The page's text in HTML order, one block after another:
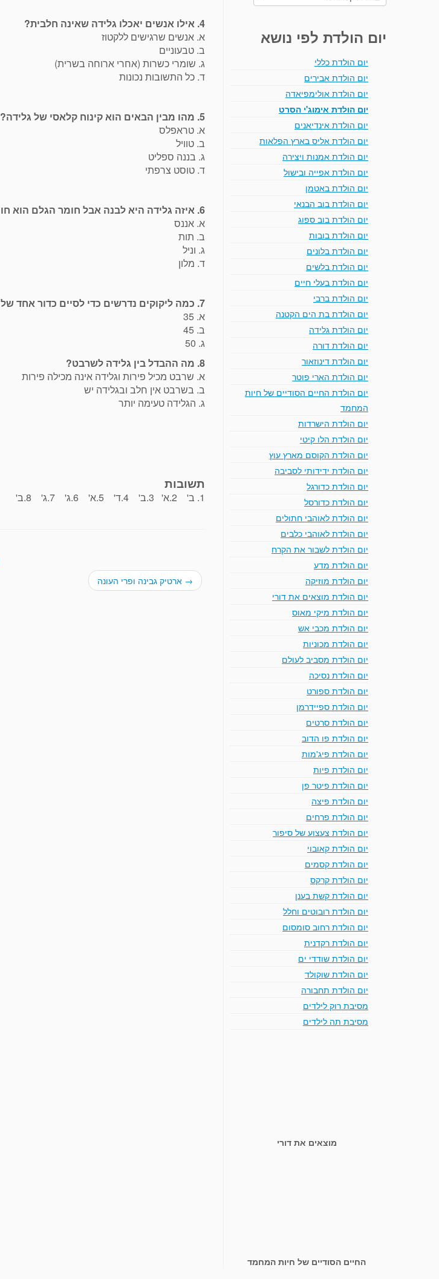
יום הולדת לפי נושא
יום הולדת כללי
יום הולדת אבירים
יום הולדת אולימפיאדה
יום הולדת אימוג'י הסרט
יום הולדת אינדיאנים
יום הולדת אליס בארץ הפלאות
יום הולדת אמנות ויצירה
יום הולדת אפייה ובישול
יום הולדת באטמן
יום הולדת בוב הבנאי
יום הולדת בוב ספוג
יום הולדת בובות
יום הולדת בלונים
יום הולדת בלשים
יום הולדת בעלי חיים
יום הולדת ברבי
יום הולדת בת הים הקטנה
יום הולדת גלידה
יום הולדת דורה
יום הולדת דינוזאור
יום הולדת הארי פוטר
יום הולדת החיים הסודיים של חיות
המחמד
יום הולדת הישרדות
יום הולדת הלו קיטי
יום הולדת הקוסם מארץ עוץ
יום הולדת ידידותי לסביבה
יום הולדת כדורגל
יום הולדת כדורסל
יום הולדת לאוהבי חתולים
יום הולדת לאוהבי כלבים
יום הולדת לשבור את הקרח
יום הולדת מדע
יום הולדת מוזיקה
יום הולדת מוצאים את דורי
יום הולדת מיקי מאוס
יום הולדת מכבי אש
יום הולדת מכוניות
יום הולדת מסביב לעולם
יום הולדת נסיכה
יום הולדת ספורט
יום הולדת ספיידרמן
יום הולדת סרטים
יום הולדת פו הדוב
יום הולדת פיג'מות
יום הולדת פיות
יום הולדת פיטר פן
יום הולדת פיצה
יום הולדת פרחים
יום הולדת צעצוע של סיפור
יום הולדת קאובוי
יום הולדת קסמים
יום הולדת קרקס
יום הולדת קשת בענן
יום הולדת רובוטים וחלל
יום הולדת רחוב סומסום
יום הולדת רקדנית
יום הולדת שודדי ים
יום הולדת שוקולד
יום הולדת תחבורה
מסיבת רוק לילדים
מסיבת תה לילדים
מוצאים את דורי
החיים הסודיים של חיות המחמד
4. אילו אנשים יאכלו גלידה שאינה חלבית?
א. אנשים שרגישים ללקטוז
ב. טבעוניים
ג. שומרי כשרות (אחרי ארוחה בשרית)
ד. כל התשובות נכונות
5. מהו מבין הבאים הוא קינוח קלאסי של גלידה?
א. טראפלס
ב. טוויל
ג. בננה ספליט
ד. טוסט צרפתי
6. איזה גלידה היא לבנה אבל חומר הגלם הוא חום?
א. אננס
ב. תות
ג. וניל
ד. מלון
7. כמה ליקוקים נדרשים כדי לסיים כדור אחד של גלידה?
א. 35
ב. 45
ג. 50
8. מה ההבדל בין גלידה לשרבט?
א. שרבט מכיל פירות וגלידה אינה מכילה פירות
ב. בשרבט אין חלב ובגלידה יש
ג. הגלידה טעימה יותר
תשובות
1. ב' 2.א' 3.ב' 4.ד' 5.א' 6.ג' 7.ג' 8.ב'
→ ארטיק גבינה ופרי העונה